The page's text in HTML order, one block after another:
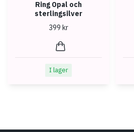
Ring Opal och
sterlingsilver
399 kr
I lager